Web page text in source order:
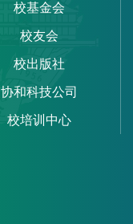
校基金会
校友会
校出版社
协和科技公司
校培训中心